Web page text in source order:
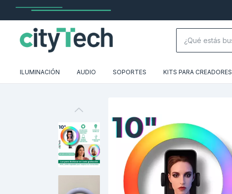
ILUMINACIÓN AUDIO SOPORTES KITS PARA CREADORES